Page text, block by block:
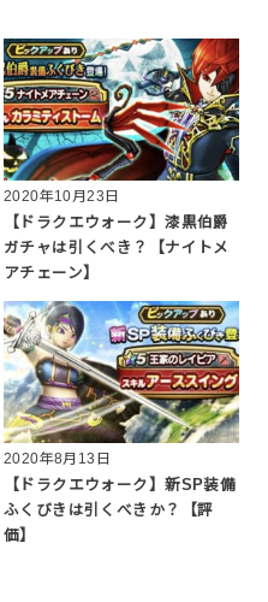
2020年10月23日
【ドラクエウォーク】漆黒伯爵
ガチャは引くべき？【ナイトメ
アチェーン】
2020年8月13日
【ドラクエウォーク】新SP装備
ふくびきは引くべきか？【評
価】